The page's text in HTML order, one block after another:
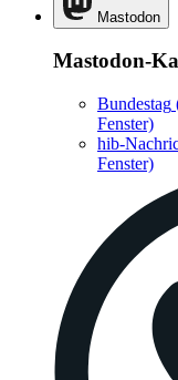
Mastodon
Mastodon-
Bundestag
Fenster)
hib-
Fenster)